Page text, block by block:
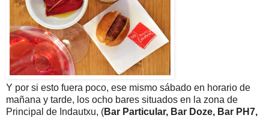
Y por si esto fuera poco, ese mismo sábado en horario de
mañana y tarde, los ocho bares situados en la zona de
Principal de Indautxu, (Bar Particular, Bar Doze, Bar PH7,